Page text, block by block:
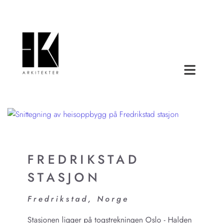
FREDRIKSTAD
STASJON
Fredrikstad, Norge
Stasjonen ligger på togstrekningen Oslo - Halden